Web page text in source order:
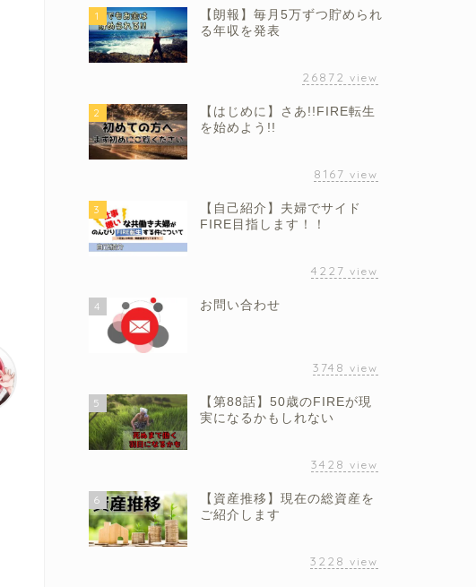
1
【朗報】毎月5万ずつ貯められ
る年収を発表
26872 view
2
【はじめに】さあ!!FIRE転生
を始めよう!!
8167 view
3
【自己紹介】夫婦でサイド
FIRE目指します！！
4227 view
4 お問い合わせ
3748 view
5
【第88話】50歳のFIREが現
実になるかもしれない
3428 view
6
【資産推移】現在の総資産を
ご紹介します
3228 view